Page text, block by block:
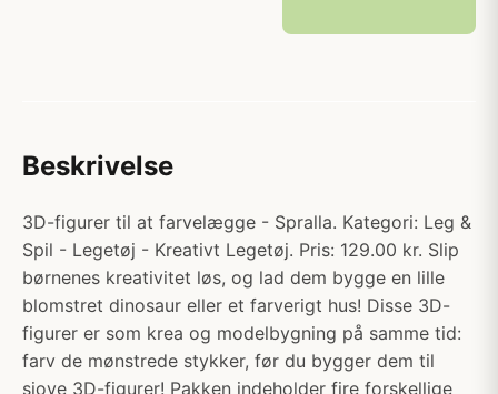
Beskrivelse
3D-figurer til at farvelægge - Spralla. Kategori: Leg &
Spil - Legetøj - Kreativt Legetøj. Pris: 129.00 kr. Slip
børnenes kreativitet løs, og lad dem bygge en lille
blomstret dinosaur eller et farverigt hus! Disse 3D-
figurer er som krea og modelbygning på samme tid:
farv de mønstrede stykker, før du bygger dem til
sjove 3D-figurer! Pakken indeholder fire forskellige